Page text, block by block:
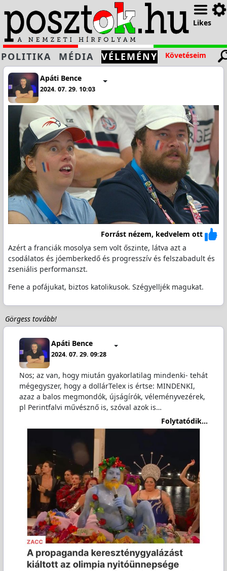
Likes
POLITIKA MÉDIA VÉLEMÉNY Követéseim
Apáti Bence
2024. 07. 29. 10:03
Forrást nézem, kedvelem ott
Azért a franciák mosolya sem volt őszinte, látva azt a
csodálatos és jóemberkedő és progresszív és felszabadult és
zseniális performanszt.
Fene a pofájukat, biztos katolikusok. Szégyelljék magukat.
Görgess tovább!
Apáti Bence
2024. 07. 29. 09:28
Nos; az van, hogy miután gyakorlatilag mindenki- tehát
mégegyszer, hogy a dollárTelex is értse: MINDENKI,
azaz a balos megmondók, újságírók, véleményvezérek,
pl Perintfalvi művésznő is, szóval azok is…
Folytatódik...